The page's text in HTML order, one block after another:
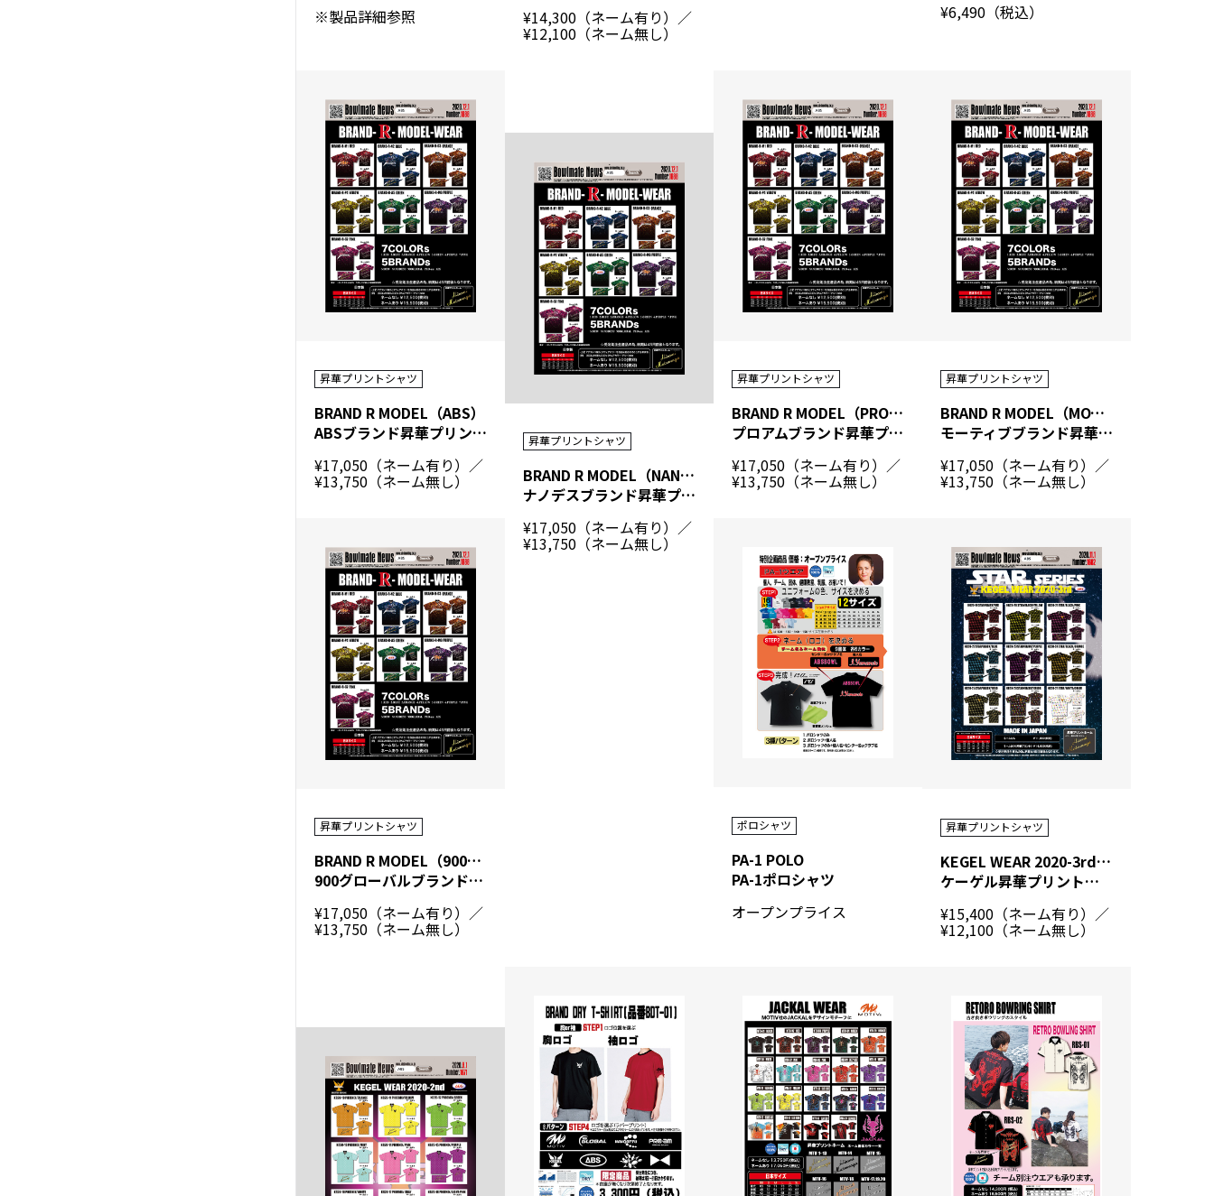
※製品詳細参照
¥14,300（ネーム有り）／
¥12,100（ネーム無し）
¥6,490（税込）
昇華プリントシャツ
BRAND R MODEL（ABS）
ABSブランド昇華プリントシャツ
¥17,050（ネーム有り）／
¥13,750（ネーム無し）
昇華プリントシャツ
BRAND R MODEL（PRO-am）
プロアムブランド昇華プリントシャツ
¥17,050（ネーム有り）／
¥13,750（ネーム無し）
昇華プリントシャツ
BRAND R MODEL（MOTIV）
モーティブブランド昇華プリントシャツ
¥17,050（ネーム有り）／
¥13,750（ネーム無し）
昇華プリントシャツ
BRAND R MODEL（900GLOBAL）
900グローバルブランド昇華プリントシャツ
¥17,050（ネーム有り）／
¥13,750（ネーム無し）
昇華プリントシャツ
BRAND R MODEL（NANODESU）
ナノデスブランド昇華プリントシャツ
¥17,050（ネーム有り）／
¥13,750（ネーム無し）
ポロシャツ
PA-1 POLO
PA-1ポロシャツ
オープンプライス
昇華プリントシャツ
KEGEL WEAR 2020-3rd（KG20）
ケーゲル昇華プリントシャツ
¥15,400（ネーム有り）／
¥12,100（ネーム無し）